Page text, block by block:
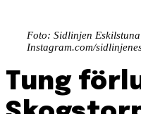
Foto: Sidlinjen
Instagram.com/
Tung